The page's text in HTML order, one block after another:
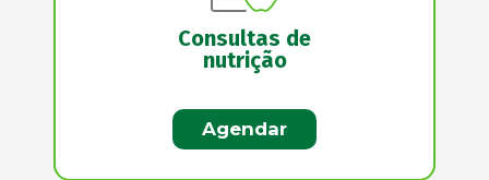
Consultas de
nutrição
Agendar